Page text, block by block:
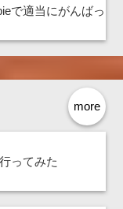
で適当にがんばっ
more
ってみた